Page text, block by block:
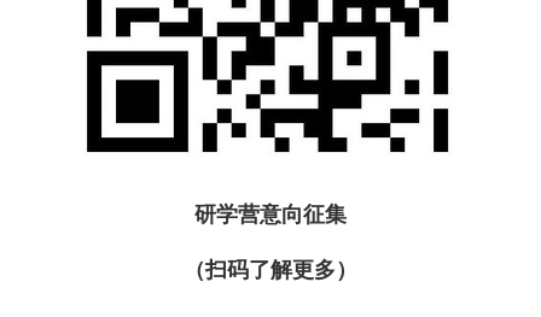
研学营意向征集
（扫码了解更多）